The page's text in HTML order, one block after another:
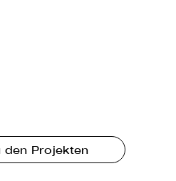
den Projekten